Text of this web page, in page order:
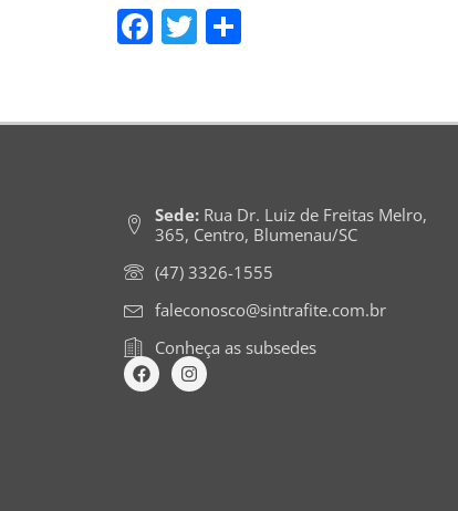
Facebook
Twitter
Sede:Rua Dr. Luiz de Freitas Melro,
365, Centro, Blumenau/SC
(47) 3326-1555
faleconosco@sintrafite.com.br
Conheça as subsedes